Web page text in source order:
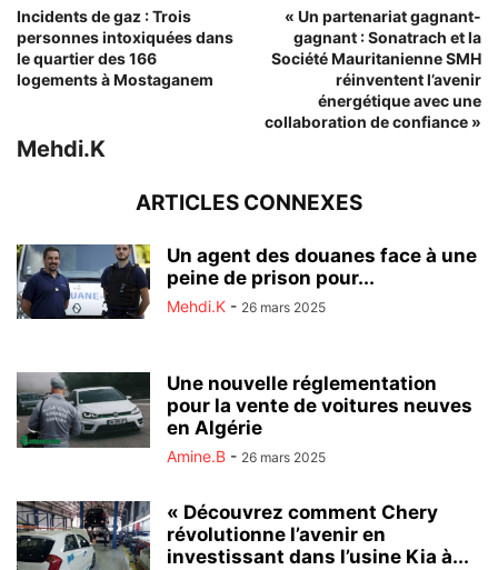
Incidents de gaz : Trois
personnes intoxiquées dans
le quartier des 166
logements à Mostaganem
« Un partenariat gagnant-
gagnant : Sonatrach et la
Société Mauritanienne SMH
réinventent l’avenir
énergétique avec une
collaboration de confiance »
Mehdi.K
ARTICLES CONNEXES
Un agent des douanes face à une
peine de prison pour...
Mehdi.K - 26 mars 2025
Une nouvelle réglementation
pour la vente de voitures neuves
en Algérie
Amine.B - 26 mars 2025
« Découvrez comment Chery
révolutionne l’avenir en
investissant dans l’usine Kia à...